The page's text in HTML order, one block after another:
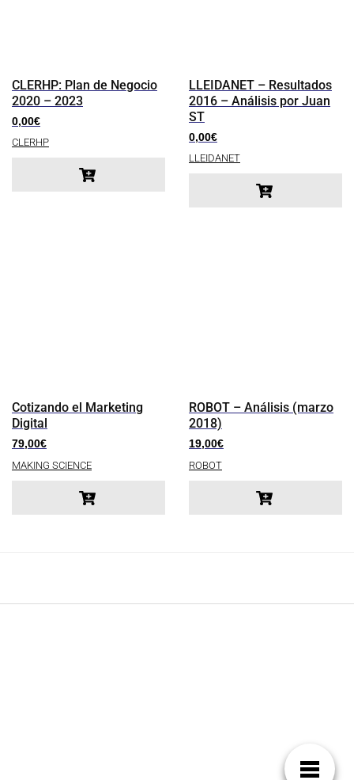
CLERHP: Plan de Negocio
2020 – 2023
0,00€
CLERHP
LLEIDANET – Resultados
2016 – Análisis por Juan
ST
0,00€
LLEIDANET
Cotizando el Marketing
Digital
79,00€
MAKING SCIENCE
ROBOT – Análisis (marzo
2018)
19,00€
ROBOT